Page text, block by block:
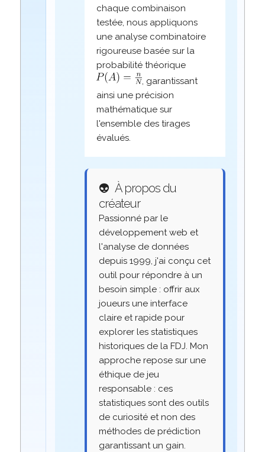
chaque combinaison
testée, nous appliquons
une analyse combinatoire
rigoureuse basée sur la
probabilité théorique
, garantissant
ainsi une précision
mathématique sur
l'ensemble des tirages
évalués.
👽 À propos du
créateur
Passionné par le
développement web et
l'analyse de données
depuis 1999, j'ai conçu cet
outil pour répondre à un
besoin simple : offrir aux
joueurs une interface
claire et rapide pour
explorer les statistiques
historiques de la FDJ. Mon
approche repose sur une
éthique de jeu
responsable : ces
statistiques sont des outils
de curiosité et non des
méthodes de prédiction
garantissant un gain.